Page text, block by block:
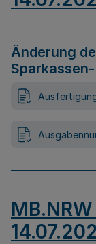
Änderung